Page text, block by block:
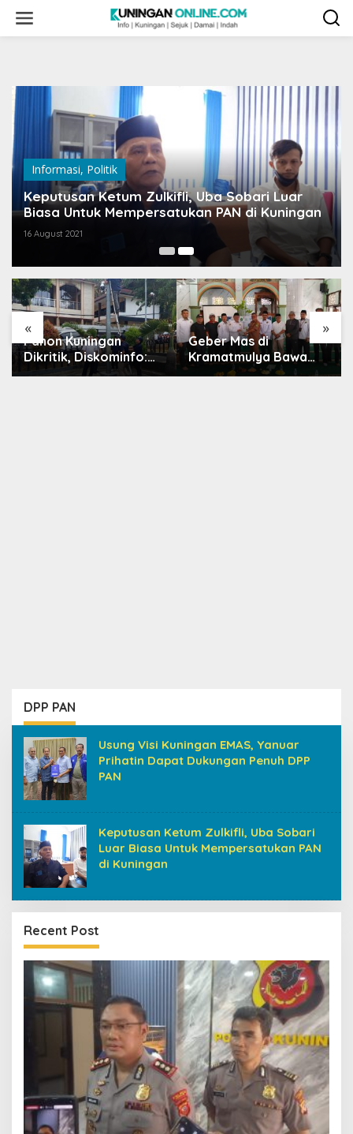
content
Informasi, Politik
Keputusan Ketum Zulkifli, Uba Sobari Luar
Biasa Untuk Mempersatukan PAN di Kuningan
16 August 2021
« »
Panon Kuningan
Dikritik, Diskominfo:
CCTV Membantu
Geber Mas di
Kramatmulya Bawa
Pesan Ekoteologi,
DPP PAN
Usung Visi Kuningan EMAS, Yanuar
Prihatin Dapat Dukungan Penuh DPP
PAN
Keputusan Ketum Zulkifli, Uba Sobari
Luar Biasa Untuk Mempersatukan PAN
di Kuningan
Recent Post